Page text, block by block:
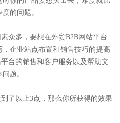
的问题。
众多，要想在外贸B2B网站平台
企业站点布置和销售技巧的提高
台的销售和客户服务以及帮助文
题。
了以上3点，那么你所获得的效果